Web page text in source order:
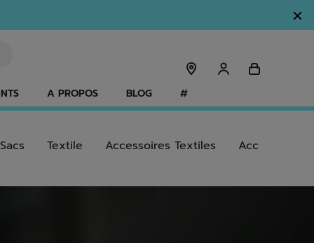
A PROPOS BLOG #
Sacs Textile Accessoires Textiles Accessoires